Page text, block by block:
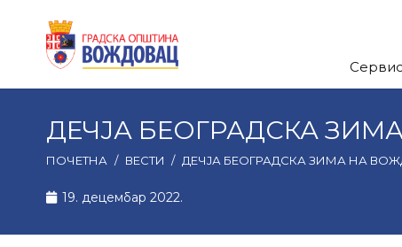
ДЕЧЈА БЕОГРАДСКА
ПОЧЕТНА / ВЕСТИ / ДЕЧЈА БЕОГРАДСКА ЗИМА НА
19. децембар 2022.